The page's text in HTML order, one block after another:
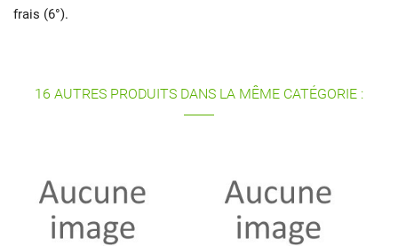
frais (6°).
16 AUTRES PRODUITS DANS LA MÊME CATÉGORIE :
CHOCOLAT NOIR